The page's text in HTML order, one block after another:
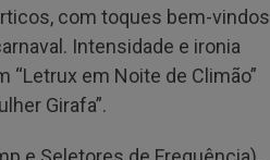
com toques bem-vindos
Intensidade e ironia
em Noite de Climão”
Girafa”.